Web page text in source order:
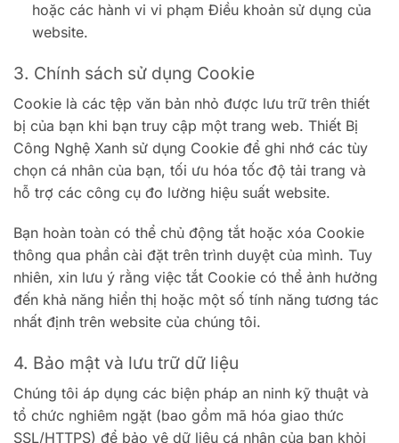
hoặc các hành vi vi phạm Điều khoản sử dụng của
website.
3. Chính sách sử dụng Cookie
Cookie là các tệp văn bản nhỏ được lưu trữ trên thiết
bị của bạn khi bạn truy cập một trang web. Thiết Bị
Công Nghệ Xanh sử dụng Cookie để ghi nhớ các tùy
chọn cá nhân của bạn, tối ưu hóa tốc độ tải trang và
hỗ trợ các công cụ đo lường hiệu suất website.
Bạn hoàn toàn có thể chủ động tắt hoặc xóa Cookie
thông qua phần cài đặt trên trình duyệt của mình. Tuy
nhiên, xin lưu ý rằng việc tắt Cookie có thể ảnh hưởng
đến khả năng hiển thị hoặc một số tính năng tương tác
nhất định trên website của chúng tôi.
4. Bảo mật và lưu trữ dữ liệu
Chúng tôi áp dụng các biện pháp an ninh kỹ thuật và
tổ chức nghiêm ngặt (bao gồm mã hóa giao thức
SSL/HTTPS) để bảo vệ dữ liệu cá nhân của bạn khỏi